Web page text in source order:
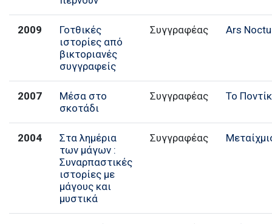
2009
Γοτθικές
ιστορίες από
βικτοριανές
συγγραφείς
Συγγραφέας Ars
2007
Μέσα στο
σκοτάδι
Συγγραφέας Το
2004
Στα λημέρια
των μάγων :
Συναρπαστικές
ιστορίες με
μάγους και
μυστικά
Συγγραφέας